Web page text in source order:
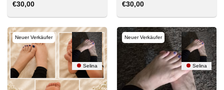
€30,00 €30,00
Neuer Verkäufer
Selina
Neuer Verkäufer
Selina